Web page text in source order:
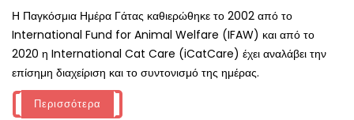
Η Παγκόσμια Ημέρα Γάτας καθιερώθηκε το 2002 από το
International Fund for Animal Welfare (IFAW) και από το
2020 η International Cat Care (iCatCare) έχει αναλάβει την
επίσημη διαχείριση και το συντονισμό της ημέρας.
Περισσότερα